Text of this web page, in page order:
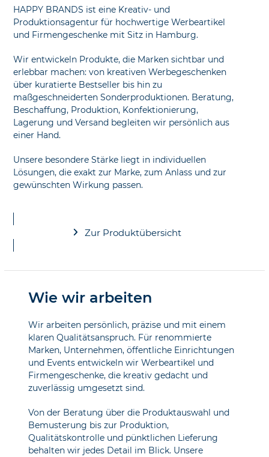
HAPPY BRANDS ist eine Kreativ- und
Produktionsagentur für hochwertige Werbeartikel
und Firmengeschenke mit Sitz in Hamburg.
Wir entwickeln Produkte, die Marken sichtbar und
erlebbar machen: von kreativen Werbegeschenken
über kuratierte Bestseller bis hin zu
maßgeschneiderten Sonderproduktionen. Beratung,
Beschaffung, Produktion, Konfektionierung,
Lagerung und Versand begleiten wir persönlich aus
einer Hand.
Unsere besondere Stärke liegt in individuellen
Lösungen, die exakt zur Marke, zum Anlass und zur
gewünschten Wirkung passen.
Zur Produktübersicht
Wie wir arbeiten
Wir arbeiten persönlich, präzise und mit einem
klaren Qualitätsanspruch. Für renommierte
Marken, Unternehmen, öffentliche Einrichtungen
und Events entwickeln wir Werbeartikel und
Firmengeschenke, die kreativ gedacht und
zuverlässig umgesetzt sind.
Von der Beratung über die Produktauswahl und
Bemusterung bis zur Produktion,
Qualitätskontrolle und pünktlichen Lieferung
behalten wir jedes Detail im Blick. Unsere